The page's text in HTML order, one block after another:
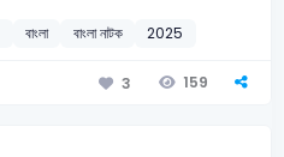
বাংলা বাংলা নাটক 2025
3 159